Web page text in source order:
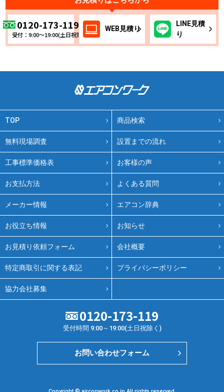
0120-173-119
受付：9:00～19:00(土日祝除く)
WEB見積り
LINE見積
り
TOP 商品検索
無料現場調査 設置までの流れ
工事標準価格表 お客様の声
お支払方法 よくある質問
メーカー情報 エアコン辞典
お役立ち情報 お知らせ
お見積り依頼フォーム 会社概要
特定商取引に関する表記 プライバシーポリシー
協力会社募集
0120-173-119
受付時間 9:00～19:00(土日祝除く)
お問い合わせフォーム